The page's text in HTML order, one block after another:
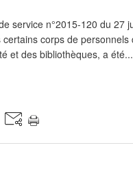
service n°2015-120 du 27
corps de personnels
et des bibliothèques, a été...